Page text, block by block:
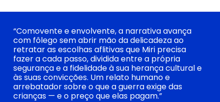
“Comovente e envolvente, a narrativa avança
com fôlego sem abrir mão da delicadeza ao
retratar as escolhas aflitivas que Miri precisa
fazer a cada passo, dividida entre a própria
segurança e a fidelidade à sua herança cultural e
às suas convicções. Um relato humano e
arrebatador sobre o que a guerra exige das
crianças — e o preço que elas pagam.”